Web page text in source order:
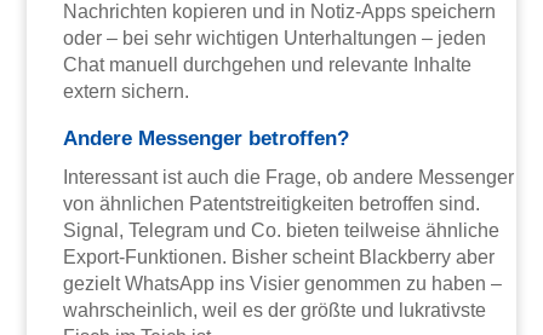
Nachrichten kopieren und in Notiz-Apps speichern
oder – bei sehr wichtigen Unterhaltungen – jeden
Chat manuell durchgehen und relevante Inhalte
extern sichern.
Andere Messenger betroffen?
Interessant ist auch die Frage, ob andere Messenger
von ähnlichen Patentstreitigkeiten betroffen sind.
Signal, Telegram und Co. bieten teilweise ähnliche
Export-Funktionen. Bisher scheint Blackberry aber
gezielt WhatsApp ins Visier genommen zu haben –
wahrscheinlich, weil es der größte und lukrativste